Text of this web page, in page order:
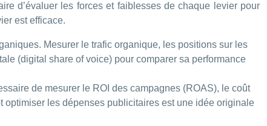
d’évaluer les forces et faiblesses de chaque levier pour
est efficace.
Mesurer le trafic organique, les positions sur les
(digital share of voice) pour comparer sa performance
de mesurer le ROI des campagnes (ROAS), le coût
optimiser les dépenses publicitaires est une idée originale